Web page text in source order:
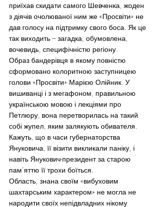
приїхав скидати самого Шевченка, жоден
з діячів очолюваної ним же «Просвіти» не
дав голосу на підтримку свого боса. Як це
так виходить – загадка, обумовлена,
вочевидь, специфічністю регіону.
Образ бандерівця в якому повністю
сформовано колоритною заступницею
голови «Просвіти» Марією Олійник. У
вишиванці і з мегафоном, правильною
українською мовою і лекціями про
Петлюру, вона перетворилась на такий
собі жупел, яким залякують обивателя.
Кажуть, що в часи губернаторства
Януковича, її візити викликали паніку, і
навіть Янукович-президент за старою
пам’яттю її трохи боїться.
Область, знана своїм «вибуховим
шахтарським характером» не могла не
народити своїх непідвладних нікому